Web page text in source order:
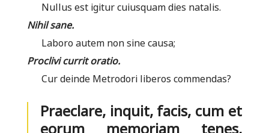
Nullus est igitur cuiusquam dies natalis.
Nihil sane.
Laboro autem non sine causa;
Proclivi currit oratio.
Cur deinde Metrodori liberos commendas?
Praeclare, inquit, facis, cum et
eorum memoriam tenes,